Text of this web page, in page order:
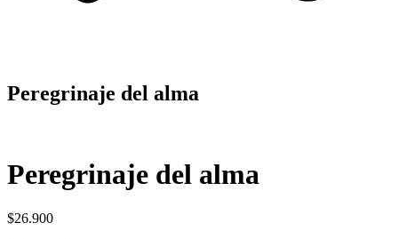
Peregrinaje del alma
Peregrinaje del alma
$26.900